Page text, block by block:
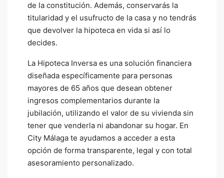
de la constitución. Además, conservarás la
titularidad y el usufructo de la casa y no tendrás
que devolver la hipoteca en vida si así lo
decides.
La Hipoteca Inversa es una solución financiera
diseñada específicamente para personas
mayores de 65 años que desean obtener
ingresos complementarios durante la
jubilación, utilizando el valor de su vivienda sin
tener que venderla ni abandonar su hogar. En
City Málaga te ayudamos a acceder a esta
opción de forma transparente, legal y con total
asesoramiento personalizado.